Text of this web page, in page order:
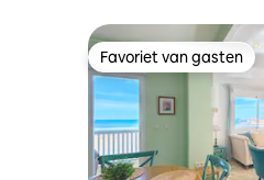
Favoriet van gasten
Favoriet van gasten